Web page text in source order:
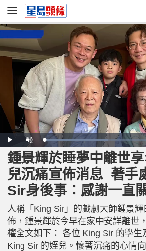
P
l
a
y
U
n
m
u
t
e
L
o
a
d
e
d
:
5
8
鍾景輝於睡夢中離世
兒沉痛宣佈消息 著手
Sir身後事：感謝一直
人稱「King Sir」的戲劇大師鍾景
佈，鍾景輝於今早在家中安詳離世
權全文如下： 各位 King Sir 的學生
King Sir 的姪兒。懷著沉痛的心情